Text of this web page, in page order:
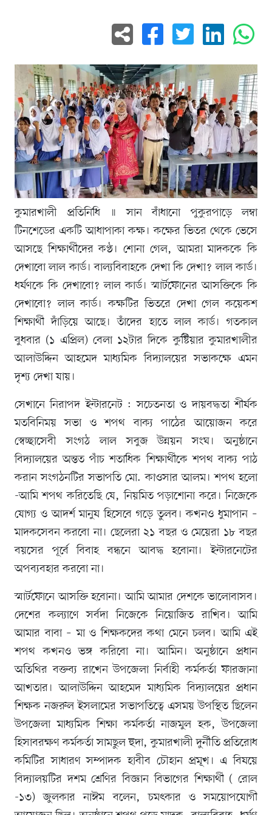
কুমারখালী প্রতিনিধি ॥ সান বাঁধানো পুকুরপাড়ে লম্বা
টিনশেডের একটি আধাপাকা কক্ষ। কক্ষের ভিতর থেকে ভেসে
আসছে শিক্ষার্থীদের কণ্ঠ। শোনা গেল, আমরা মাদককে কি
দেখাবো লাল কার্ড। বাল্যবিবাহকে দেখা কি দেখা? লাল কার্ড।
ধর্ষণকে কি দেখাবো? লাল কার্ড। স্মার্টফোনের আসক্তিকে কি
দেখাবো? লাল কার্ড। কক্ষটির ভিতরে দেখা গেল কয়েকশ
শিক্ষার্থী দাঁড়িয়ে আছে। তাঁদের হাতে লাল কার্ড। গতকাল
বুধবার (১ এপ্রিল) বেলা ১২টার দিকে কুষ্টিয়ার কুমারখালীর
আলাউদ্দিন আহমেদ মাধ্যমিক বিদ্যালয়ের সভাকক্ষে এমন
দৃশ্য দেখা যায়।
সেখানে নিরাপদ ইন্টারনেট : সচেতনতা ও দায়বদ্ধতা শীর্ষক
মতবিনিময় সভা ও শপথ বাক্য পাঠের আয়োজন করে
স্বেচ্ছাসেবী সংগঠ লাল সবুজ উন্নয়ন সংঘ। অনুষ্ঠানে
বিদ্যালয়ের অন্তত পাঁচ শতাধিক শিক্ষার্থীকে শপথ বাক্য পাঠ
করান সংগঠনটির সভাপতি মো. কাওসার আলম। শপথ হলো
-আমি শপথ করিতেছি যে, নিয়মিত পড়াশোনা করে। নিজেকে
যোগ্য ও আদর্শ মানুষ হিসেবে গড়ে তুলব। কখনও ধুমাপান –
মাদকসেবন করবো না। ছেলেরা ২১ বছর ও মেয়েরা ১৮ বছর
বয়সের পূর্বে বিবাহ বন্ধনে আবদ্ধ হবোনা। ইন্টারনেটের
অপব্যবহার করবো না।
স্মার্টফোনে আসক্তি হবোনা। আমি আমার দেশকে ভালোবাসব।
দেশের কল্যাণে সর্বদা নিজেকে নিয়োজিত রাখিব। আমি
আমার বাবা – মা ও শিক্ষকদের কথা মেনে চলব। আমি এই
শপথ কখনও ভঙ্গ করিবো না। আমিন। অনুষ্ঠানে প্রধান
অতিথির বক্তব্য রাখেন উপজেলা নির্বাহী কর্মকর্তা ফারজানা
আখতার। আলাউদ্দিন আহমেদ মাধ্যমিক বিদ্যালয়ের প্রধান
শিক্ষক নজরুল ইসলামের সভাপতিত্বে এসময় উপস্থিত ছিলেন
উপজেলা মাধ্যমিক শিক্ষা কর্মকর্তা নাজমুল হক, উপজেলা
হিসাবরক্ষণ কর্মকর্তা সামছুল হুদা, কুমারখালী দুর্নীতি প্রতিরোধ
কমিটির সাধারণ সম্পাদক হাবীব চৌহান প্রমূখ। এ বিষয়ে
বিদ্যালয়টির দশম শ্রেণির বিজ্ঞান বিভাগের শিক্ষার্থী ( রোল
-১৩) জুলকার নাঈম বলেন, চমৎকার ও সময়োপযোগী